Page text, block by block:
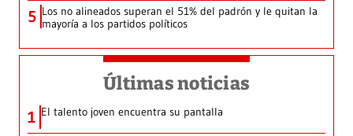
5 Los no alineados superan el 51% del padrón y le quitan la
mayoría a los partidos políticos
Últimas noticias
1 El talento joven encuentra su pantalla​